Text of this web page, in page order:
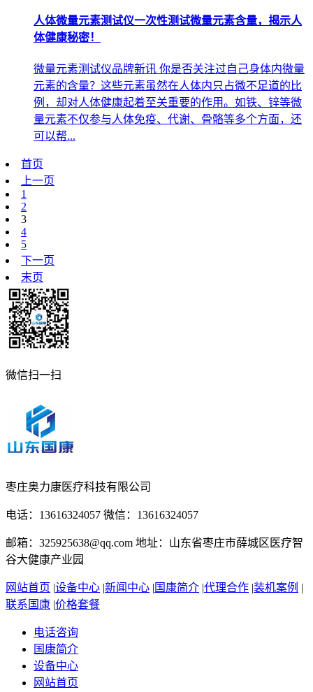
人体微量元素测试仪一次性测试微量元素含量，揭示人
体健康秘密！
微量元素测试仪品牌新讯 你是否关注过自己身体内微量
元素的含量？这些元素虽然在人体内只占微不足道的比
例，却对人体健康起着至关重要的作用。如铁、锌等微
量元素不仅参与人体免疫、代谢、骨骼等多个方面，还
可以帮...
首页
上一页
1
2
3
4
5
下一页
末页
微信扫一扫
枣庄奥力康医疗科技有限公司
电话：13616324057 微信：13616324057
邮箱：325925638@qq.com 地址：山东省枣庄市薛城区医疗智
谷大健康产业园
网站首页 |设备中心 |新闻中心 | 国康简介 |代理合作 |装机案例 |
联系国康 |价格套餐
电话咨询
国康简介
设备中心
网站首页